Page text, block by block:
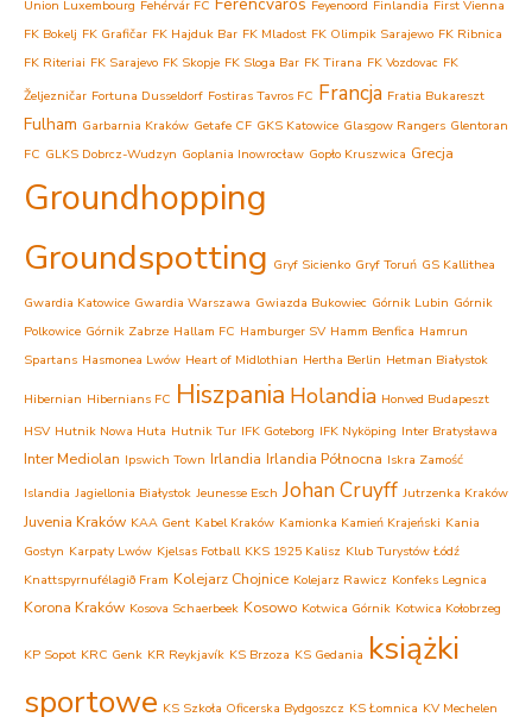
Union Luxembourg Fehérvár FC Feyenoord Finlandia First Vienna
FK Bokelj FK Grafičar FK Hajduk Bar FK Mladost FK Olimpik Sarajewo FK Ribnica
FK Riteriai FK Sarajevo FK Skopje FK Sloga Bar FK Tirana FK Vozdovac FK
Željezničar Fortuna Dusseldorf Fostiras Tavros FC Francja Fratia Bukareszt
Fulham Garbarnia Kraków Getafe CF GKS Katowice Glasgow Rangers Glentoran
FC GLKS Dobrcz-Wudzyn Goplania Inowrocław Gopło Kruszwica Grecja
Groundhopping
Groundspotting Gryf Sicienko Gryf Toruń GS Kallithea
Gwardia Katowice Gwardia Warszawa Gwiazda Bukowiec Górnik Lubin Górnik
Polkowice Górnik Zabrze Hallam FC Hamburger SV Hamm Benfica Hamrun
Spartans Hasmonea Lwów Heart of Midlothian Hertha Berlin Hetman Białystok
Hibernian Hibernians FC Hiszpania Holandia Honved Budapeszt
HSV Hutnik Nowa Huta Hutnik Tur IFK Goteborg IFK Nyköping Inter Bratysława
Inter Mediolan Ipswich Town Irlandia Irlandia Północna Iskra Zamość
Islandia Jagiellonia Białystok Jeunesse Esch Johan Cruyff Jutrzenka Kraków
Juvenia Kraków KAA Gent Kabel Kraków Kamionka Kamień Krajeński Kania
Gostyn Karpaty Lwów Kjelsas Fotball KKS 1925 Kalisz Klub Turystów Łódź
Knattspyrnufélagið Fram Kolejarz Chojnice Kolejarz Rawicz Konfeks Legnica
Korona Kraków Kosova Schaerbeek Kosowo Kotwica Górnik Kotwica Kołobrzeg
KP Sopot KRC Genk KR Reykjavík KS Brzoza KS Gedania książki
sportowe KS Szkoła Oficerska Bydgoszcz KS Łomnica KV Mechelen